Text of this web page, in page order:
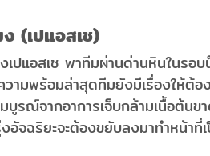
(เปแอสเช)
ปแอสเช พาทีมผ่านด่านหินในรอ
ามพร้อมล่าสุดทีมยังมีเรื่องให้ต้
รณ์จากอาการเจ็บกล้ามเนื้อต้นข
จฉริยะจะต้องขยับลงมาทำหน้าที่